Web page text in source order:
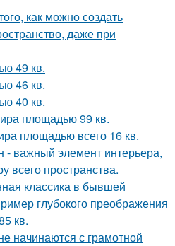
как можно создать
даже при
49 кв.
46 кв.
40 кв.
площадью 99 кв.
площадью всего 16 кв.
- важный элемент интерьера,
всего пространства.
классика в бывшей
глубокого преображения
кв.
начинаются с грамотной